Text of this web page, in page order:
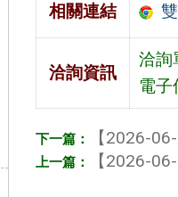
相關連結
洽詢資訊
洽詢
電子
【2026-
【2026-